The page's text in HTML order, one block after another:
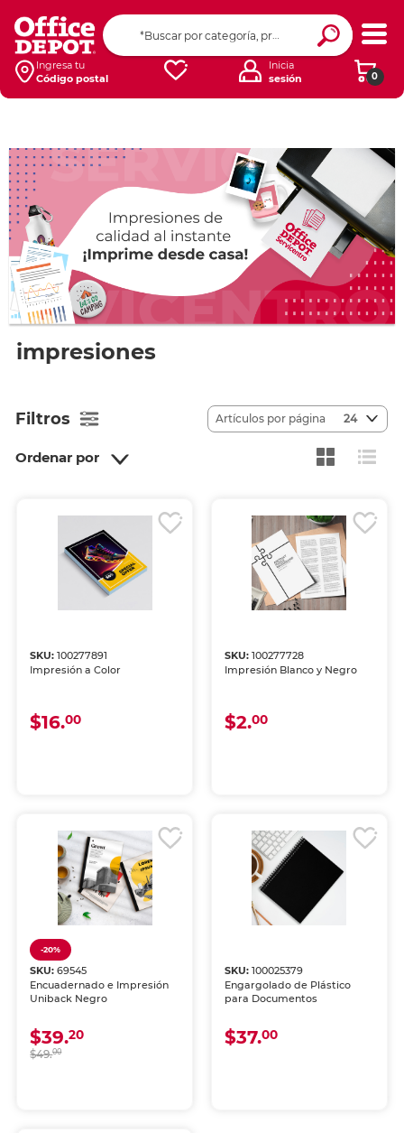
Ingresa tu
Código postal
0
Inicia
sesión
impresiones
Filtros
Ordenar por
Artículos por página 24
SKU:100277891
Impresión a Color
$16.00
SKU: 100277728
Impresión Blanco y Negro
$2.00
-20%
SKU:69545
Encuadernado e Impresión
Uniback Negro
$39.20
$49.00
SKU: 100025379
Engargolado de Plástico
para Documentos
$37.00